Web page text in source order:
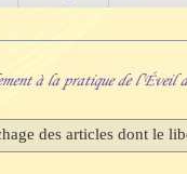
à la pratique de l’Éveil
des articles dont le